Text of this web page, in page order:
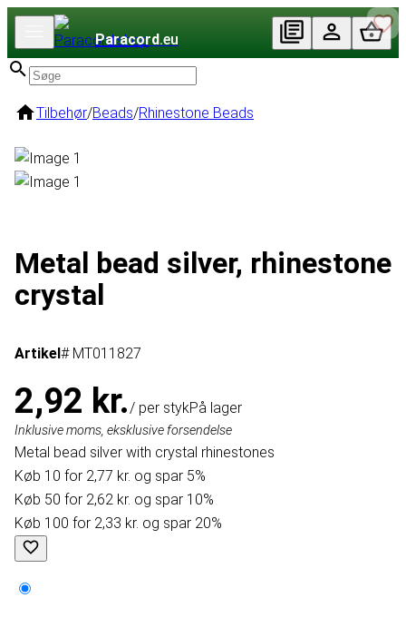
Paracord.eu
Tilbehør/Beads/Rhinestone Beads
Metal bead silver, rhinestone
crystal
Artikel# MT011827
2,92 kr./ per stykPå lager
Inklusive moms, eksklusive forsendelse
Metal bead silver with crystal rhinestones
Køb 10 for 2,77 kr. og spar 5%
Køb 50 for 2,62 kr. og spar 10%
Køb 100 for 2,33 kr. og spar 20%